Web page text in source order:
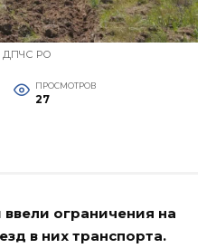
ДПЧС РО
ПРОСМОТРОВ
27
ограничения на
в них транспорта.